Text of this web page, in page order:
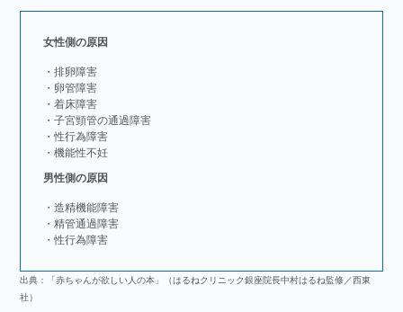
女性側の原因
・排卵障害
・卵管障害
・着床障害
・子宮頸管の通過障害
・性行為障害
・機能性不妊
男性側の原因
・造精機能障害
・精管通過障害
・性行為障害
出典：「赤ちゃんが欲しい人の本」（はるねクリニック銀座院長中村はるね監修／西東
社）